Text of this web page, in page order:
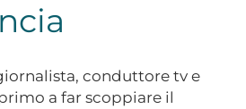
conduttore tv e
a far scoppiare il